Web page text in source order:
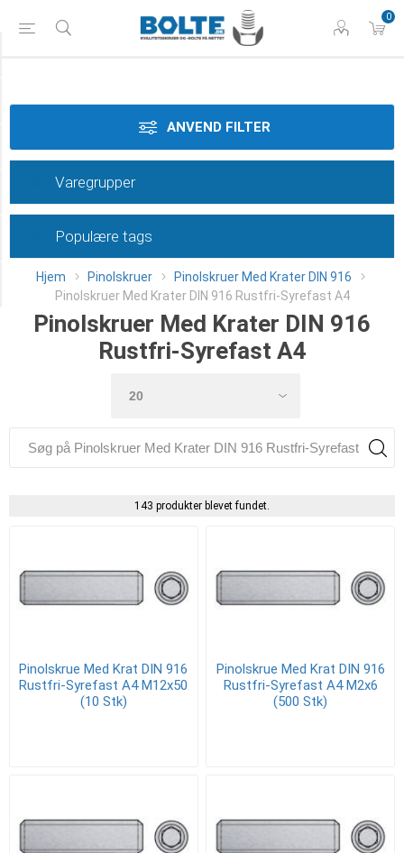
0
Hjem Pinolskruer
Pinolskruer Med Krater DIN 916
Pinolskruer Med Krater DIN 916 Rustfri-Syrefast A4
Pinolskruer Med Krater DIN 916
Rustfri-Syrefast A4
143 produkter blevet fundet.
Pinolskrue Med Krat DIN 916
Rustfri-Syrefast A4 M12x50
(10 Stk)
Pinolskrue Med Krat DIN 916
Rustfri-Syrefast A4 M2x6
(500 Stk)
ANVEND FILTER
Længde
Klasse
Category
Varegrupper
Populære tags